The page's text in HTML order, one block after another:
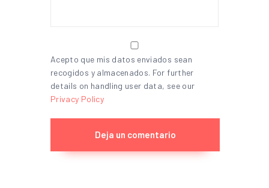
Acepto que mis datos enviados sean
recogidos y almacenados. For further
details on handling user data, see our
Privacy Policy